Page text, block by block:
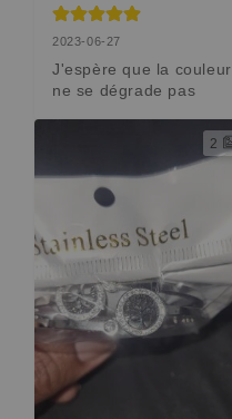
2023-06-27
J'espère que la couleur
ne se dégrade pas
2